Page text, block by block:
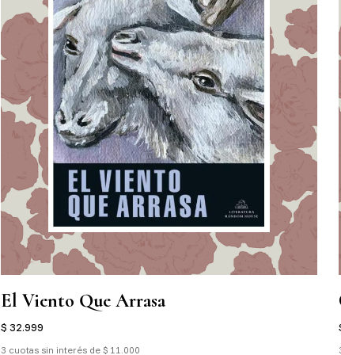
El Viento Que Arrasa
$ 32.999
3 cuotas sin interés de $ 11.000